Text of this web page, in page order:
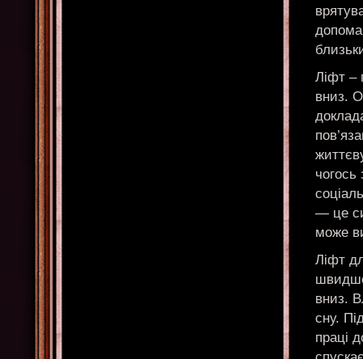
Ліфт –
вниз.
чогось
— це
може
Ліфт
вниз.
сну.
праці